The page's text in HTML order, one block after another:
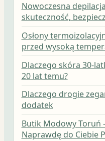
Nowoczesna
skuteczność,
Osłony
przed wysoką
Dlaczego skóra 30-
20 lat temu?
Dlaczego drogie
dodatek
Butik Modowy Toruń
Naprawdę do Ciebie